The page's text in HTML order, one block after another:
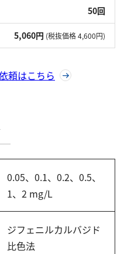
50回
5,060円 (税抜価格 4,600円)
頼はこちら
0.05、0.1、0.2、0.5、
1、2 mg/L
ジフェニルカルバジド
比色法